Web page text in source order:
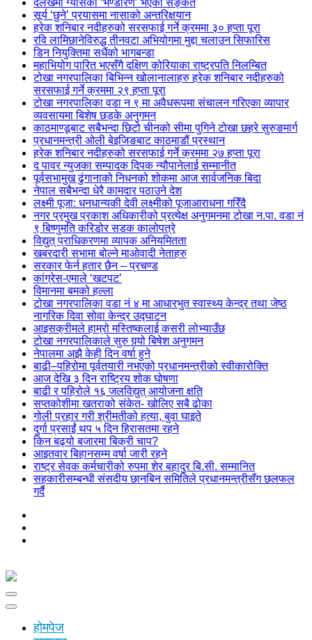
दैलेखमा ग्यासको ‘भण्डारण’ भएका सङ्केत
सूर्य ‘छुने’ प्रयासमा नासाको अन्तरिक्षयान
हरेक शनिबार नदीहरुको सरसफाई गर्ने क्रममा ३० हप्ता पूरा
रवि लामिछानेविरुद्ध तीनवटा अभियोगमा मुद्दा चलाउन सिफारिस
डिन नियुक्तिमा सधैंको भागबन्डा
महाभियोग पारित भएसँगै दक्षिण कोरियाका राष्ट्रपति निलम्बित
टोखा नगरपालिका बिभिन्न खोलानालाहरु हरेक शनिबार नदीहरुको
सरसफाई गर्ने क्रममा २९ हप्ता पूरा
टोखा नगरपालिका वडा न ९ मा अवैधरूपमा संचालन गरिएका व्यापार
व्यवसायमा बिशेष छड्के अनुगमन
काठमाण्डूबाट सबैभन्दा छिटो चीनको सीमा पुगिने टोखा छहरे सुरुङमार्ग
प्रधानमन्त्री ओली बेइजिङबाट काठमाडौं प्रस्थान
हरेक शनिबार नदीहरुको सरसफाई गर्ने क्रममा २७ हप्ता पूरा
द पावर न्युजका सम्पादक दिपक न्यौपानेलाई सम्मानीत
पूर्वसभामुख ढुंगानाको निधनको शोकमा आज सार्वजनिक बिदा
नेपाल सबैभन्दा धेरै कामदार पठाउने देश
लक्ष्मी पूजा: धनधान्यकी देवी लक्ष्मीको पूजाआराधना गरिँदै
नगर प्रमुख प्रकाश अधिकारीको प्रत्येक्ष अनुगमनमा टोखा न.पा. वडा नं
९ बिष्णुमति करिडोर सडक कालोपत्रे
विद्युत् प्राधिकरणमा व्यापक अनियमितता
खबरदारी सभामा बोल्ने माओवादी नेताहरु
सरकार फेर्न हतार छैन – प्रचण्ड
कांग्रेस-एमाले ‘खटपट’
विमानमा बमको हल्ला
टोखा नगरपालिका वडा नं ४ मा आधारभुत स्वास्थ्य केन्द्र तथा जेष्ठ
नागरिक दिवा सोवा केन्द्र उद्घाटन
आइसक्रीमले हाम्रो मस्तिष्कलाई कसरी लोभ्याउँछ
टोखा नगरपालिकाले सुरु गर्‍यो बिषेश अनुगमन
नेपालमा अझै केही दिन वर्षा हुने
बाढी–पहिरोमा पूर्वतयारी नभएको प्रधानमन्त्रीको स्वीकारोक्ति
आज देखि ३ दिन राष्ट्रिय शोक घोषणा
बाढी र पहिरोले १६ जलविद्युत् आयोजना क्षति
सप्तकोशीमा खतराको संकेत- खोलिए सबै ढोका
गोली प्रहार गरी श्रीमतीको हत्या, बुवा घाइते
दुर्गा प्रसाईं थप ५ दिन हिरासतमा रहने
किन बढ्यो बजारमा बिक्री चाप?
आइतवार बिहानसम्म वर्षा जारी रहने
राष्ट्र सेवक कर्मचारीको रुपमा शेर बहादुर बि.सी. सम्मानित
सहकारीसम्बन्धी संसदीय छानबिन समितिले प्रधानमन्त्रीसँग छलफल
गर्दै
होमपेज